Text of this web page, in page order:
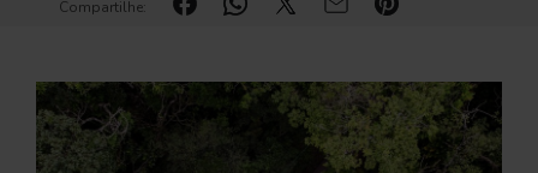
Compartilhe: